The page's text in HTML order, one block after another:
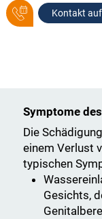
Kontakt
Symptome
Die
einem Verlust
typischen
Gesichts,